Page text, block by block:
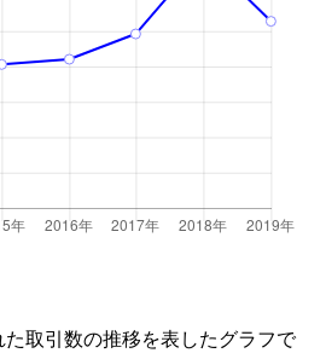
取引数の推移を表したグラフで